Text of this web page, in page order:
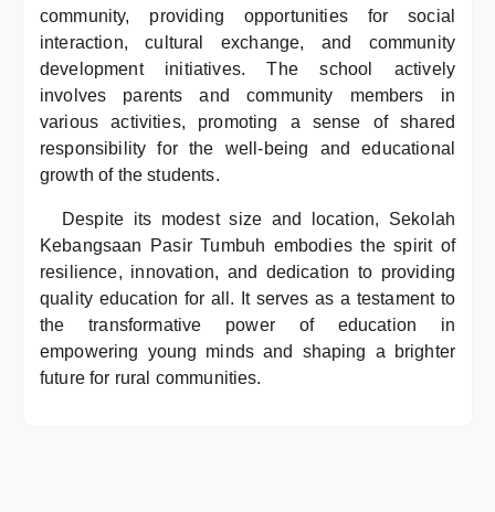
community, providing opportunities for social
interaction, cultural exchange, and community
development initiatives. The school actively
involves parents and community members in
various activities, promoting a sense of shared
responsibility for the well-being and educational
growth of the students.
Despite its modest size and location, Sekolah
Kebangsaan Pasir Tumbuh embodies the spirit of
resilience, innovation, and dedication to providing
quality education for all. It serves as a testament to
the transformative power of education in
empowering young minds and shaping a brighter
future for rural communities.